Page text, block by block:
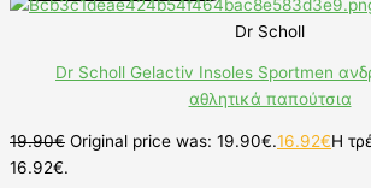
Dr Scholl
Dr Scholl Gelactiv Insoles Sportmen
αθλητικά παπούτσια
19.90€ Original price was: 19.90€.16.92€Η
16.92€.